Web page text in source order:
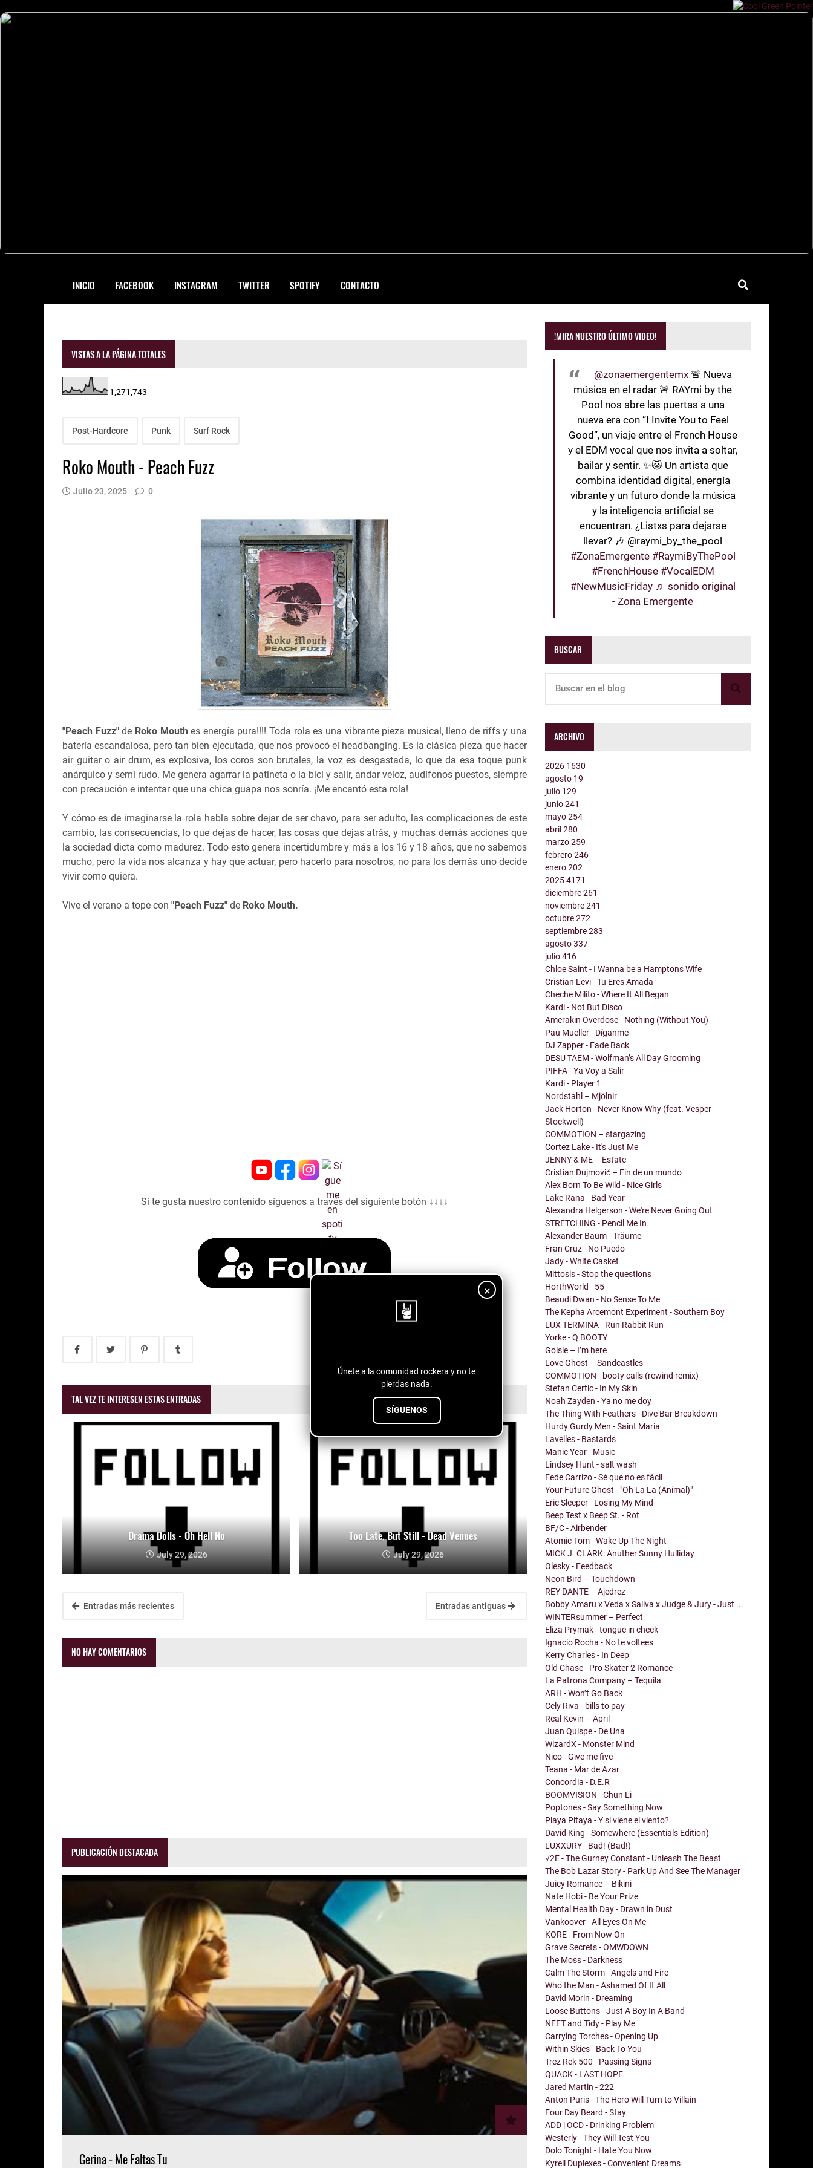
INICIO FACEBOOK INSTAGRAM TWITTER SPOTIFY CONTACTO
×
Únete a la comunidad rockera y no te
pierdas nada.
SÍGUENOS
VISTAS A LA PÁGINA TOTALES
1,271,743
Post-Hardcore Punk Surf Rock
Roko Mouth - Peach Fuzz
Julio 23, 2025 0
"Peach Fuzz"de Roko Mouthes energía pura!!!! Toda rola es una vibrante pieza musical, lleno de riffs y una
batería escandalosa, pero tan bien ejecutada, que nos provocó el headbanging. Es la clásica pieza que hacer
air guitar o air drum, es explosiva, los coros son brutales, la voz es desgastada, lo que da esa toque punk
anárquico y semi rudo. Me genera agarrar la patineta o la bici y salir, andar veloz, audífonos puestos, siempre
con precaución e intentar que una chica guapa nos sonría. ¡Me encantó esta rola!
Y cómo es de imaginarse la rola habla sobre dejar de ser chavo, para ser adulto, las complicaciones de este
cambio, las consecuencias, lo que dejas de hacer, las cosas que dejas atrás, y muchas demás acciones que
la sociedad dicta como madurez. Todo esto genera incertidumbre y más a los 16 y 18 años, que no sabemos
mucho, pero la vida nos alcanza y hay que actuar, pero hacerlo para nosotros, no para los demás uno decide
vivir como quiera.
Vive el verano a tope con "Peach Fuzz" de Roko Mouth.
Sí te gusta nuestro contenido síguenos a través del siguiente botón ↓↓↓↓
TAL VEZ TE INTERESEN ESTAS ENTRADAS
Drama Dolls - Oh Hell No
July 29, 2026
Too Late, But Still - Dead Venues
July 29, 2026
Entradas más recientes Entradas antiguas
NO HAY COMENTARIOS
PUBLICACIÓN DESTACADA
Gerina - Me Faltas Tu
!MIRA NUESTRO ÚLTIMO VIDEO!
@zonaemergentemx 🚨 Nueva
música en el radar 🚨 RAYmi by the
Pool nos abre las puertas a una
nueva era con “I Invite You to Feel
Good”, un viaje entre el French House
y el EDM vocal que nos invita a soltar,
bailar y sentir. ✨🐱 Un artista que
combina identidad digital, energía
vibrante y un futuro donde la música
y la inteligencia artificial se
encuentran. ¿Listxs para dejarse
llevar? 🎶 @raymi_by_the_pool
#ZonaEmergente #RaymiByThePool
#FrenchHouse #VocalEDM
#NewMusicFriday ♬ sonido original
- Zona Emergente
BUSCAR
ARCHIVO
2026 1630
agosto 19
julio 129
junio241
mayo254
abril280
marzo259
febrero246
enero202
20254171
diciembre261
noviembre241
octubre272
septiembre283
agosto337
julio416
Chloe Saint - I Wanna be a Hamptons Wife
Cristian Levi - Tu Eres Amada
Cheche Milito - Where It All Began
Kardi - Not But Disco
Amerakin Overdose - Nothing (Without You)
Pau Mueller - Díganme
DJ Zapper - Fade Back
DESU TAEM - Wolfman’s All Day Grooming
PIFFA - Ya Voy a Salir
Kardi - Player 1
Nordstahl – Mjölnir
Jack Horton - Never Know Why (feat. Vesper
Stockwell)
COMMOTION – stargazing
Cortez Lake - It's Just Me
JENNY & ME – Estate
Cristian Dujmović – Fin de un mundo
Alex Born To Be Wild - Nice Girls
Lake Rana - Bad Year
Alexandra Helgerson - We're Never Going Out
STRETCHING - Pencil Me In
Alexander Baum - Träume
Fran Cruz - No Puedo
Jady - White Casket
Mittosis - Stop the questions
HorthWorld - 55
Beaudi Dwan - No Sense To Me
The Kepha Arcemont Experiment - Southern Boy
LUX TERMINA - Run Rabbit Run
Yorke - Q BOOTY
Golsie – I’m here
Love Ghost – Sandcastles
COMMOTION - booty calls (rewind remix)
Stefan Certic - In My Skin
Noah Zayden - Ya no me doy
The Thing With Feathers - Dive Bar Breakdown
Hurdy Gurdy Men - Saint Maria
Lavelles - Bastards
Manic Year - Music
Lindsey Hunt - salt wash
Fede Carrizo - Sé que no es fácil
Your Future Ghost - "Oh La La (Animal)"
Eric Sleeper - Losing My Mind
Beep Test x Beep St. - Rot
BF/C - Airbender
Atomic Tom - Wake Up The Night
MICK J. CLARK: Anuther Sunny Hulliday
Olesky - Feedback
Neon Bird – Touchdown
REY DANTE – Ajedrez
Bobby Amaru x Veda x Saliva x Judge & Jury - Just ...
WINTERsummer – Perfect
Eliza Prymak - tongue in cheek
Ignacio Rocha - No te voltees
Kerry Charles - In Deep
Old Chase - Pro Skater 2 Romance
La Patrona Company – Tequila
ARH - Won’t Go Back
Cely Riva - bills to pay
Real Kevin – April
Juan Quispe - De Una
WizardX - Monster Mind
Nico - Give me five
Teana - Mar de Azar
Concordia - D.E.R
BOOMVISION - Chun Li
Poptones - Say Something Now
Playa Pitaya - Y si viene el viento?
David King - Somewhere (Essentials Edition)
LUXXURY - Bad! (Bad!)
√2E - The Gurney Constant - Unleash The Beast
The Bob Lazar Story - Park Up And See The Manager
Juicy Romance – Bikini
Nate Hobi - Be Your Prize
Mental Health Day - Drawn in Dust
Vankoover - All Eyes On Me
KORE - From Now On
Grave Secrets - OMWDOWN
The Moss - Darkness
Calm The Storm - Angels and Fire
Who the Man - Ashamed Of It All
David Morin - Dreaming
Loose Buttons - Just A Boy In A Band
NEET and Tidy - Play Me
Carrying Torches - Opening Up
Within Skies - Back To You
Trez Rek 500 - Passing Signs
QUACK - LAST HOPE
Jared Martin - 222
Anton Puris - The Hero Will Turn to Villain
Four Day Beard - Stay
ADD | OCD - Drinking Problem
Westerly - They Will Test You
Dolo Tonight - Hate You Now
Kyrell Duplexes - Convenient Dreams